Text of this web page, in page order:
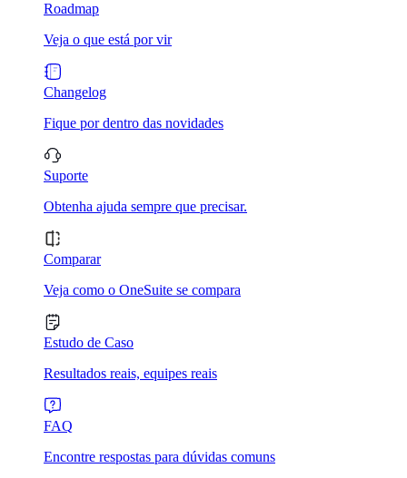
Roadmap
Veja o que está por vir
Changelog
Fique por dentro das novidades
Suporte
Obtenha ajuda sempre que precisar.
Comparar
Veja como o OneSuite se compara
Estudo de Caso
Resultados reais, equipes reais
FAQ
Encontre respostas para dúvidas comuns